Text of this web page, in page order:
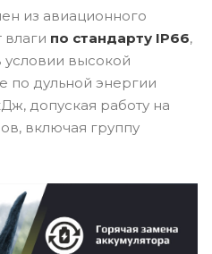
из авиационного
по стандарту IP66,
высокой
по дульной энергии
допуская работу на
включая группу